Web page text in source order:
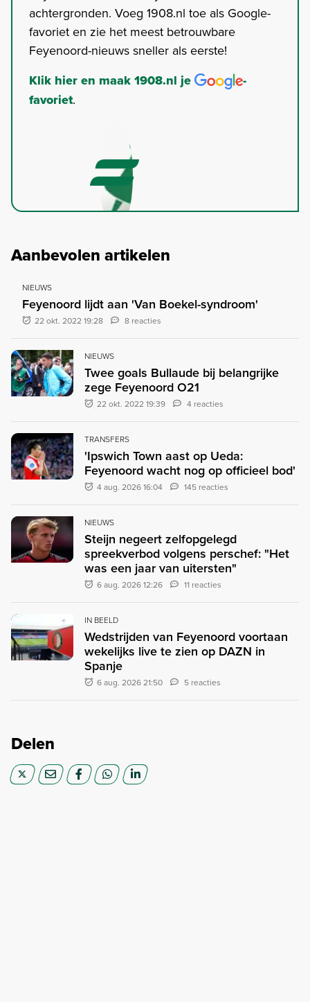
achtergronden. Voeg 1908.nl toe als Google-
favoriet en zie het meest betrouwbare
Feyenoord-nieuws sneller als eerste!
Klik hier en maak 1908.nl je
-
favoriet.
Aanbevolen artikelen
NIEUWS
Feyenoord lijdt aan 'Van Boekel-syndroom'
22 okt. 2022 19:28 8 reacties
NIEUWS
Twee goals Bullaude bij belangrijke
zege Feyenoord O21
22 okt. 2022 19:39 4 reacties
TRANSFERS
'Ipswich Town aast op Ueda:
Feyenoord wacht nog op officieel bod'
4 aug. 2026 16:04 145 reacties
NIEUWS
Steijn negeert zelfopgelegd
spreekverbod volgens perschef: "Het
was een jaar van uitersten"
6 aug. 2026 12:26 11 reacties
IN BEELD
Wedstrijden van Feyenoord voortaan
wekelijks live te zien op DAZN in
Spanje
6 aug. 2026 21:50 5 reacties
Delen